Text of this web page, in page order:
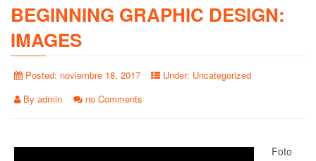
BEGINNING GRAPHIC DESIGN:
IMAGES
Posted: noviembre 18, 2017 Under: Uncategorized
By admin no Comments
Foto